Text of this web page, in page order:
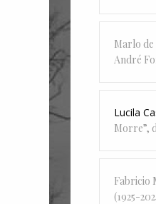
Marlo de
André
Lucila
Morre”,
Fabricio
(1925-